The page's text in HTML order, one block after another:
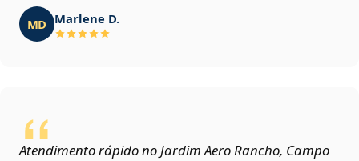
MD Marlene D.
Atendimento rápido no Jardim Aero Rancho, Campo